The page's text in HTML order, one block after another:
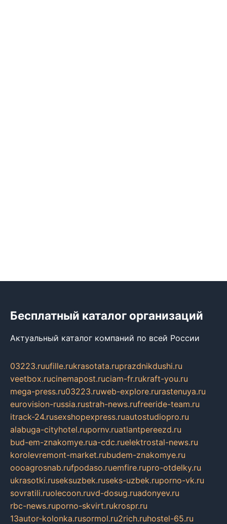
Бесплатный каталог организаций
Актуальный каталог компаний по всей России
03223.ruufille.rukrasotata.ruprazdnikdushi.ru
veetbox.rucinemapost.ruciam-fr.rukraft-you.ru
mega-press.ru03223.ruweb-explore.rurastenuya.ru
eurovision-russia.rustrah-news.rufreeride-team.ru
itrack-24.rusexshopexpress.ruautostudiopro.ru
alabuga-cityhotel.rupornv.ruatlantpereezd.ru
bud-em-znakomye.rua-cdc.ruelektrostal-news.ru
korolevremont-market.rubudem-znakomye.ru
oooagrosnab.rufpodaso.ruemfire.rupro-otdelky.ru
ukrasotki.ruseksuzbek.ruseks-uzbek.ruporno-vk.ru
sovratili.ruolecoon.ruvd-dosug.ruadonyev.ru
rbc-news.ruporno-skvirt.rukrospr.ru
13autor-kolonka.rusormol.ru2rich.ruhostel-65.ru